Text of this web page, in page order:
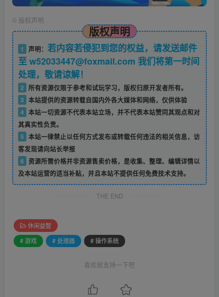
© 版权声明
版权声明
1 声明： 若内容若侵犯到您的权益，请发送邮件
至 w52033447@foxmail.com 我们将第一时间
处理，敬请谅解！
2
所有资源仅限于参考和试玩学习，版权归原开发者所有。
3 本站提供的资源转载自国内外各大媒体和网络，仅供体验
4 本站一切资源不代表本站立场，并不代表本站赞同其观点和对
其真实性负责。
5 本站一律禁止以任何方式发布或转载任何违法的相关信息，访
客发现请向站长举报
6
资源所需价格并非资源售卖价格，是收集、整理、编辑详情以
及本站运营的适当补贴，并且本站不提供任何免费技术支持。
THE END
休闲益智
# 游戏
# 处理器 # 操作系统
喜欢就支持一下吧